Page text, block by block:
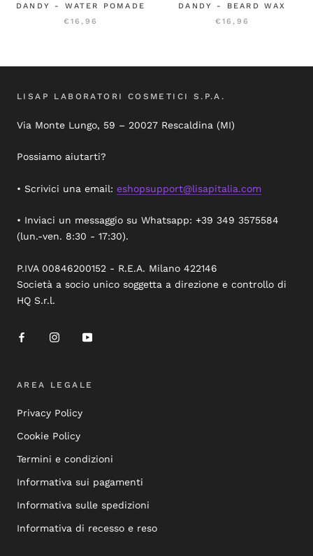
DANDY - WATER POMADE
€16,96
DANDY - BEARD WAX
€16,96
LISAP LABORATORI COSMETICI S.P.A.
Via Monte Lungo, 59 – 20027 Rescaldina (MI)
Possiamo aiutarti?
• Scrivici una email: eshopsupport@lisapitalia.com
• Inviaci un messaggio su Whatsapp: +39 349 3575584
(lun.-ven. 8:30 - 17:30).
P.IVA 00846200152 - R.E.A. Milano 422146
Società a socio unico soggetta a direzione e controllo di
HQ S.r.l.
AREA LEGALE
Privacy Policy
Cookie Policy
Termini e condizioni
Informativa sui pagamenti
Informativa sulle spedizioni
Informativa di recesso e reso